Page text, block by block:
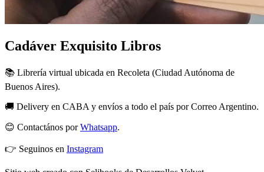
Cadáver Exquisito Libros
📚 Librería virtual ubicada en Recoleta (Ciudad Autónoma de
Buenos Aires).
🚚 Delivery en CABA y envíos a todo el país por Correo Argentino.
😊 Contactános porWhatsapp.
👉 Seguinos en Instagram